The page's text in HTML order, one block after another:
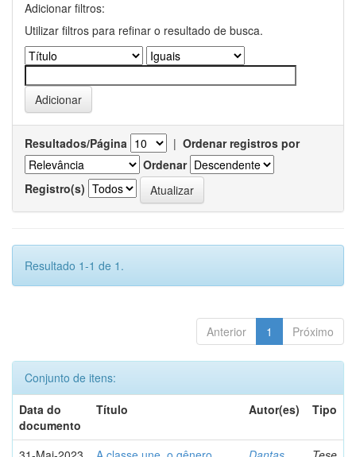
Adicionar filtros:
Utilizar filtros para refinar o resultado de busca.
Resultados/Página | Ordenar registros por
Ordenar
Registro(s)
Resultado 1-1 de 1.
Anterior 1 Próximo
Conjunto de itens:
Data do
documento
Título Autor(es) Tipo